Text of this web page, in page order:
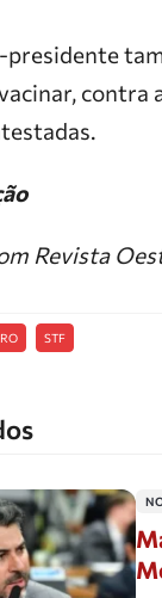
presidente
Revista
STF